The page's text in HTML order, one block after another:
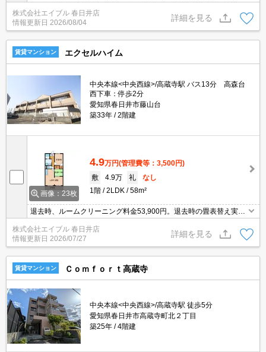
ーネット無料。
株式会社エイブル 春日井店
情報更新日 2026/08/04
詳細を見る
賃貸マンション エクセルハイム
中央本線<中央西線>/高蔵寺駅 バス13分 高森台
西下車：停歩2分
愛知県春日井市藤山台
築33年
2階建
画像：23枚
4.9万円(管理費等：3,500円)
敷
4.9万 礼
なし
1階
2LDK 58m²
退去時、ルームクリーニング料金53,900円。退去時の畳表替え実
株式会社エイブル 春日井店
情報更新日 2026/07/27
詳細を見る
賃貸マンション Ｃｏｍｆｏｒｔ高蔵寺
中央本線<中央西線>/高蔵寺駅 徒歩5分
愛知県春日井市高蔵寺町北２丁目
築25年
4階建